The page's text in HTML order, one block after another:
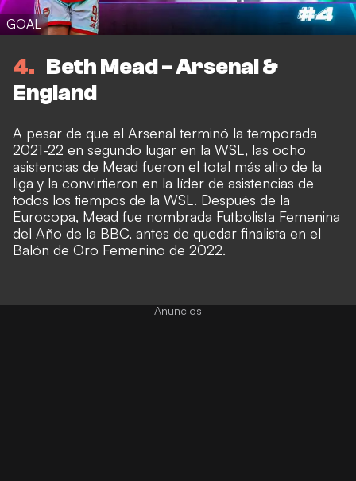
GOAL
4
Beth Mead - Arsenal &
England
A pesar de que el Arsenal terminó la temporada
2021-22 en segundo lugar en la WSL, las ocho
asistencias de Mead fueron el total más alto de la
liga y la convirtieron en la líder de asistencias de
todos los tiempos de la WSL. Después de la
Eurocopa, Mead fue nombrada Futbolista Femenina
del Año de la BBC, antes de quedar finalista en el
Balón de Oro Femenino de 2022.